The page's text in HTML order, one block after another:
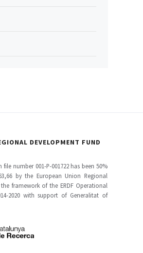
DEVELOPMENT FUND
number 001-P-001722 has been 50%
by the European Union Regional
framework of the ERDF Operational
2020 with support of Generalitat of